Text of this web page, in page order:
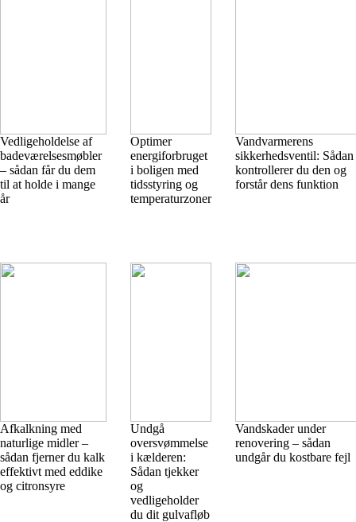
Vedligeholdelse af
badeværelsesmøbler
– sådan får du dem
til at holde i mange
år
Optimer
energiforbruget
i boligen med
tidsstyring og
temperaturzoner
Vandvarmerens
sikkerhedsventil: Sådan
kontrollerer du den og
forstår dens funktion
Afkalkning med
naturlige midler –
sådan fjerner du kalk
effektivt med eddike
og citronsyre
Undgå
oversvømmelse
i kælderen:
Sådan tjekker
og
vedligeholder
du dit gulvafløb
Vandskader under
renovering – sådan
undgår du kostbare fejl